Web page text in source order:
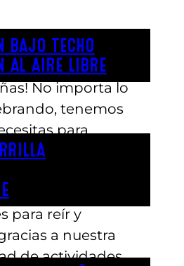
BAJO TECHO
AL AIRE LIBRE
lugar perfecto para
No importa lo
tenemos
para
recuerdos
tus seres
para reír y
a nuestra
de actividades.